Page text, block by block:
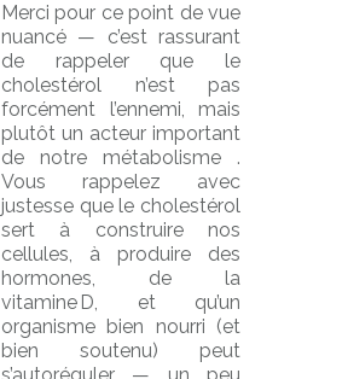
Merci pour ce point de vue
nuancé — c’est rassurant
de rappeler que le
cholestérol n’est pas
forcément l’ennemi, mais
plutôt un acteur important
de notre métabolisme .
Vous rappelez avec
justesse que le cholestérol
sert à construire nos
cellules, à produire des
hormones, de la
vitamine D, et qu’un
organisme bien nourri (et
bien soutenu) peut